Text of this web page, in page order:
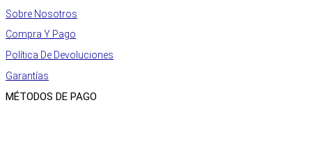
Sobre Nosotros
Compra Y Pago
Política De Devoluciones
Garantías
MÉTODOS DE PAGO